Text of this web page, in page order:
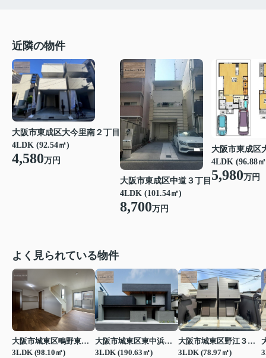
近隣の物件
大阪市東成区大今里南２丁目
4LDK (92.54㎡)
4,580万円
大阪市東成区中道３丁目
4LDK (101.54㎡)
8,700万円
大阪市東成区
4LDK (96.88
5,980万円
よく見られている物件
大阪市城東区鴫野東３丁目
3LDK (98.10㎡)
大阪市城東区東中浜３丁目
3LDK (190.63㎡)
大阪市城東区野江３丁目
3LDK (78.97㎡)